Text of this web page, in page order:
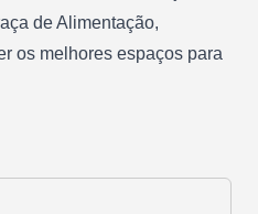
de Alimentação,
os melhores espaços para